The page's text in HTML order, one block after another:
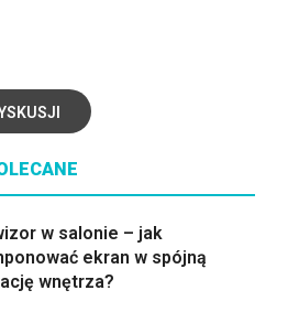
w salonie – jak
ekran w spójną
wnętrza?